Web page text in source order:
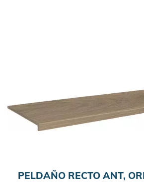
PELDAÑO RECTO ANT,